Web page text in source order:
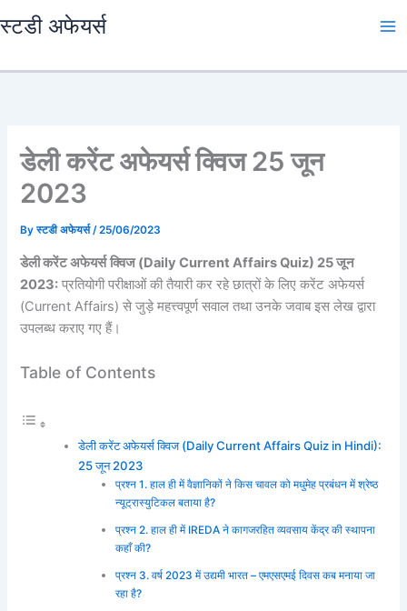
to
स्टडी अफेयर्स
डेली करेंट अफेयर्स क्विज 25 जून
2023
Byस्टडी अफेयर्स/25/06/2023
डेली करेंट अफेयर्स क्विज (Daily Current Affairs Quiz) 25 जून
2023: प्रतियोगी परीक्षाओं की तैयारी कर रहे छात्रों के लिए करेंट अफेयर्स
(Current Affairs) से जुड़े महत्त्वपूर्ण सवाल तथा उनके जवाब इस लेख द्वारा
उपलब्ध कराए गए हैं।
Table of Contents
डेली करेंट अफेयर्स क्विज (Daily Current Affairs Quiz in Hindi):
25 जून 2023
प्रश्न 1. हाल ही में वैज्ञानिकों ने किस चावल को मधुमेह प्रबंधन में श्रेष्ठ
न्यूट्रास्युटिकल बताया है?
प्रश्न 2. हाल ही में IREDA ने कागजरहित व्यवसाय केंद्र की स्थापना
कहाँ की?
प्रश्न 3. वर्ष 2023 में उद्यमी भारत – एमएसएमई दिवस कब मनाया जा
रहा है?